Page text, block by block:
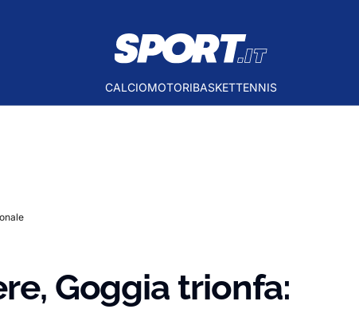
CALCIOMOTORIBASKETTENNIS
Goggia trionfa: